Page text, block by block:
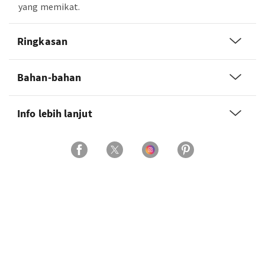
yang memikat.
Ringkasan
Bahan-bahan
Info lebih lanjut